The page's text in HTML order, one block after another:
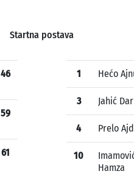
Startna postava
46
59
61
1 Hećo
3 Jahić
4 Prelo
10
Hamza